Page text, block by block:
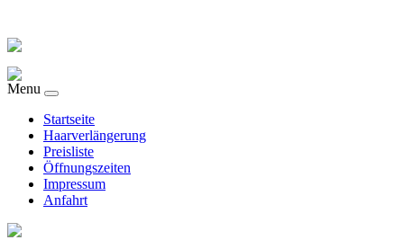
Menu
Startseite
Haarverlängerung
Preisliste
Öffnungszeiten
Impressum
Anfahrt